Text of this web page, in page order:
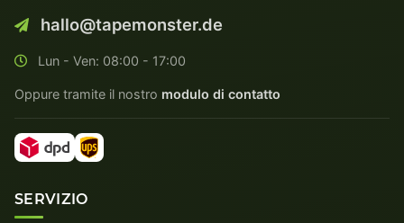
hallo@tapemonster.de
Lun - Ven: 08:00 - 17:00
Oppure tramite il nostro modulo di contatto
SERVIZIO